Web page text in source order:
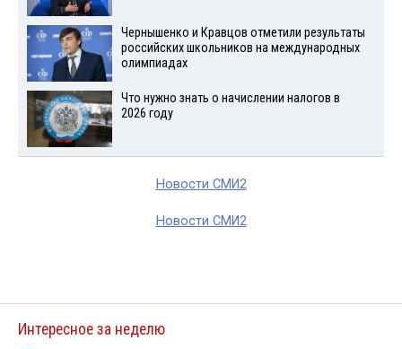
Чернышенко и Кравцов отметили результаты
российских школьников на международных
олимпиадах
Что нужно знать о начислении налогов в
2026 году
Новости СМИ2
Новости СМИ2
Интересное за неделю